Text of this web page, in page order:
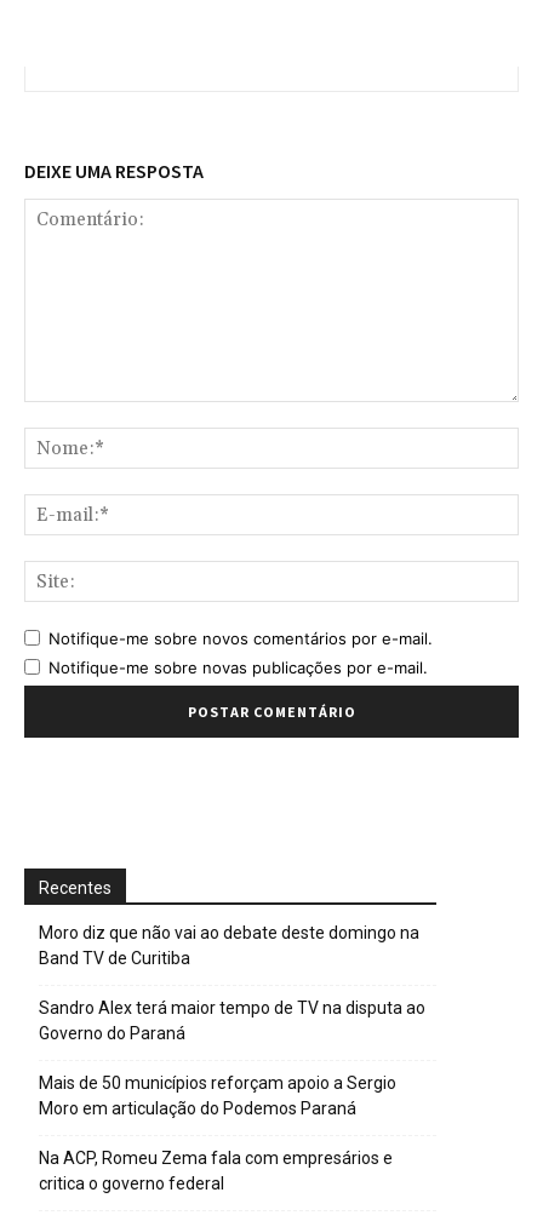
DEIXE UMA RESPOSTA
Notifique-me sobre novos comentários por e-mail.
Notifique-me sobre novas publicações por e-mail.
Recentes
Moro diz que não vai ao debate deste domingo na
Band TV de Curitiba
Sandro Alex terá maior tempo de TV na disputa ao
Governo do Paraná
Mais de 50 municípios reforçam apoio a Sergio
Moro em articulação do Podemos Paraná
Na ACP, Romeu Zema fala com empresários e
critica o governo federal